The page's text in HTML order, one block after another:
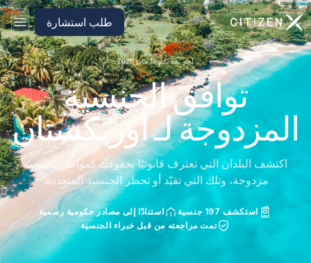
الانتقال إلى الصفحة الرئيسية لـ CitizenX طلب استشارة
آخر تحديث: 19 مايو 2026
توافق الجنسية
المزدوجة لـ أوزبكستان
اكتشف البلدان التي تعترف قانونيًا بحقوقك كمواطن بجنسية
مزدوجة، وتلك التي تقيّد أو تحظر الجنسية المتعددة.
استكشف 197 جنسية
استنادًا إلى مصادر حكومية رسمية
تمت مراجعته من قبل خبراء الجنسية